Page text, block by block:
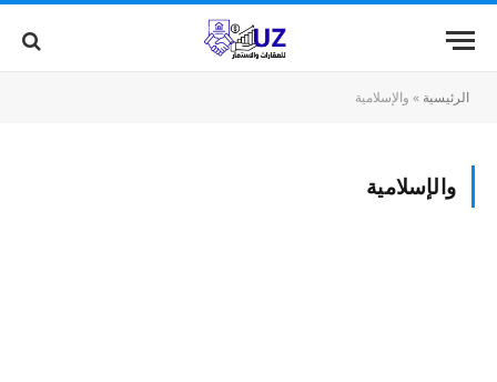
الرئيسية » والإسلامية
والإسلامية